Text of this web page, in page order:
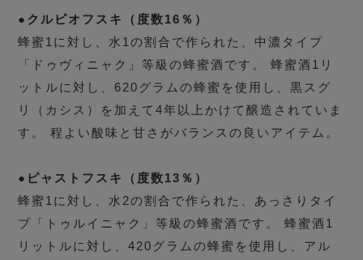
●クルピオフスキ（度数16％）
蜂蜜1に対し、水1の割合で作られた、中濃タイプ
「ドゥヴィニャク」等級の蜂蜜酒です。 蜂蜜酒1リ
ットルに対し、620グラムの蜂蜜を使用し、黒スグ
リ（カシス）を加えて4年以上かけて醸造されていま
す。 程よい酸味と甘さがバランスの良いアイテム。
●ピャストフスキ（度数13％）
蜂蜜1に対し、水2の割合で作られた、あっさりタイ
プ「トゥルイニャク」等級の蜂蜜酒です。 蜂蜜酒1
リットルに対し、420グラムの蜂蜜を使用し、アル